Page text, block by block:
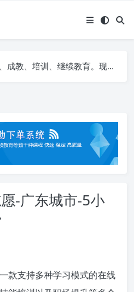
献内容生成论文
继续教育。现已接入代刷代考项目3000+
继续教育。现已接入代刷代考项目3000+
-广东城市-5小
款支持多种学习模式的在线